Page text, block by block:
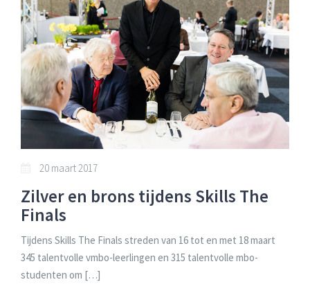
20 maart 2017
Zilver en brons tijdens Skills The
Finals
Tijdens Skills The Finals streden van 16 tot en met 18 maart
345 talentvolle vmbo-leerlingen en 315 talentvolle mbo-
studenten om […]